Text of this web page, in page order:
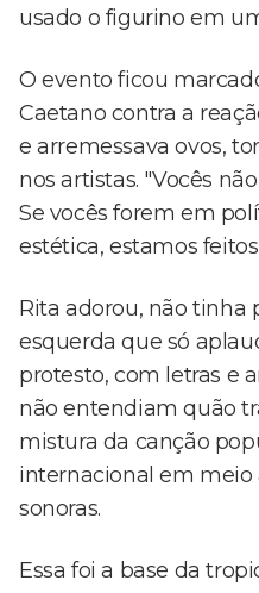
usado o figurino em
O evento ficou
Caetano contra a
e arremessava ovos,
nos artistas. "Vocês
Se vocês forem em
estética, estamos
Rita adorou, não tinha
esquerda que só
protesto, com letras e
não entendiam quão
mistura da canção
internacional em
sonoras.
Essa foi a base da